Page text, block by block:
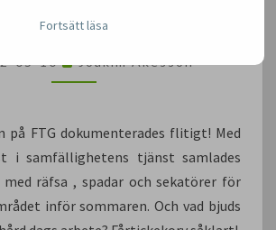
STÄDDAG
STÄDDAG FTG
05-10 Joakim Akesson
på FTG dokumenterades flitigt! Med
i samfällighetens tjänst samlades
med räfsa , spadar och sekatörer för
inför sommaren. Och vad bjuds
Fortsätt läsa